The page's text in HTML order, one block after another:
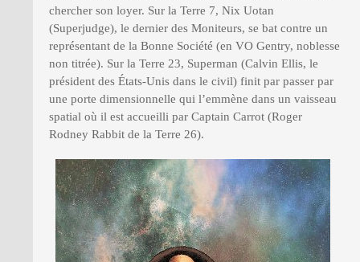
chercher son loyer. Sur la Terre 7, Nix Uotan
(Superjudge), le dernier des Moniteurs, se bat contre un
représentant de la Bonne Société (en VO Gentry, noblesse
non titrée). Sur la Terre 23, Superman (Calvin Ellis, le
président des États-Unis dans le civil) finit par passer par
une porte dimensionnelle qui l’emmène dans un vaisseau
spatial où il est accueilli par Captain Carrot (Roger
Rodney Rabbit de la Terre 26).